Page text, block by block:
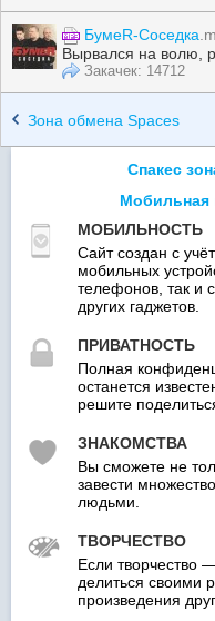
БумеR-Соседка
Вырвался на волю,
Закачек: 14712
Зона обмена Spaces
Спакес
Мобильная
МОБИЛЬНОСТЬ
Сайт создан с
мобильных
телефонов, так и
других гаджетов.
ПРИВАТНОСТЬ
Полная
останется
решите
ЗНАКОМСТВА
Вы сможете не
завести
людьми.
ТВОРЧЕСТВО
Если творчество
делиться своими
произведения